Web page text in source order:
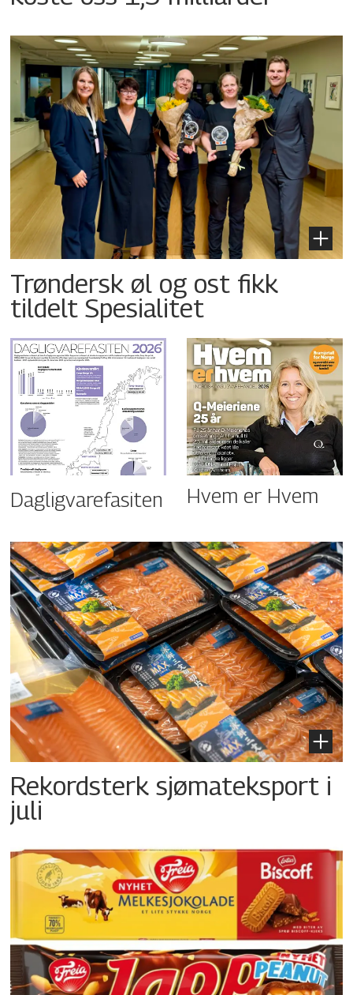
Trøndersk øl og ost fikk
tildelt Spesialitet
Dagligvarefasiten Hvem er Hvem
Rekordsterk sjømateksport i
juli